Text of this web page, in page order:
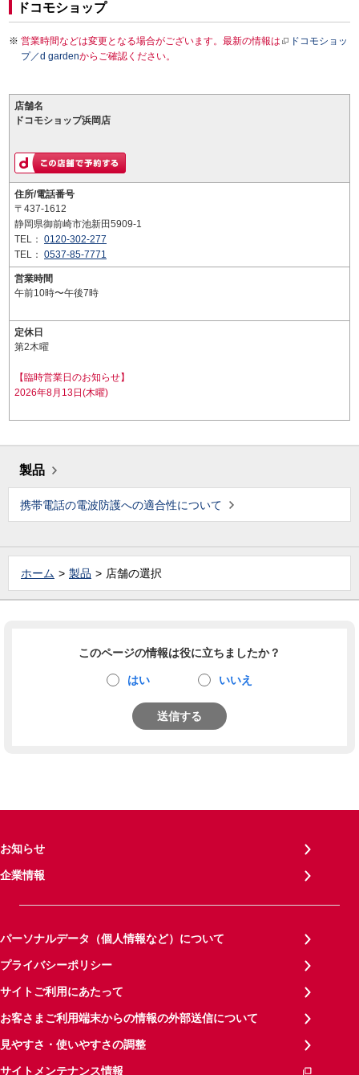
ドコモショップ
営業時間などは変更となる場合がございます。最新の情報は
ドコモショッ
プ／d gardenからご確認ください。
店舗名
ドコモショップ浜岡店
住所/電話番号
〒437-1612
静岡県御前崎市池新田5909-1
TEL： 0120-302-277
TEL： 0537-85-7771
営業時間
午前10時〜午後7時
定休日
第2木曜
【臨時営業日のお知らせ】
2026年8月13日(木曜)
製品
携帯電話の電波防護への適合性について
ホーム 製品 店舗の選択
このページの情報は役に立ちましたか？
はい いいえ
送信する
お知らせ
企業情報
パーソナルデータ（個人情報など）について
プライバシーポリシー
サイトご利用にあたって
お客さまご利用端末からの情報の外部送信について
見やすさ・使いやすさの調整
サイトメンテナンス情報